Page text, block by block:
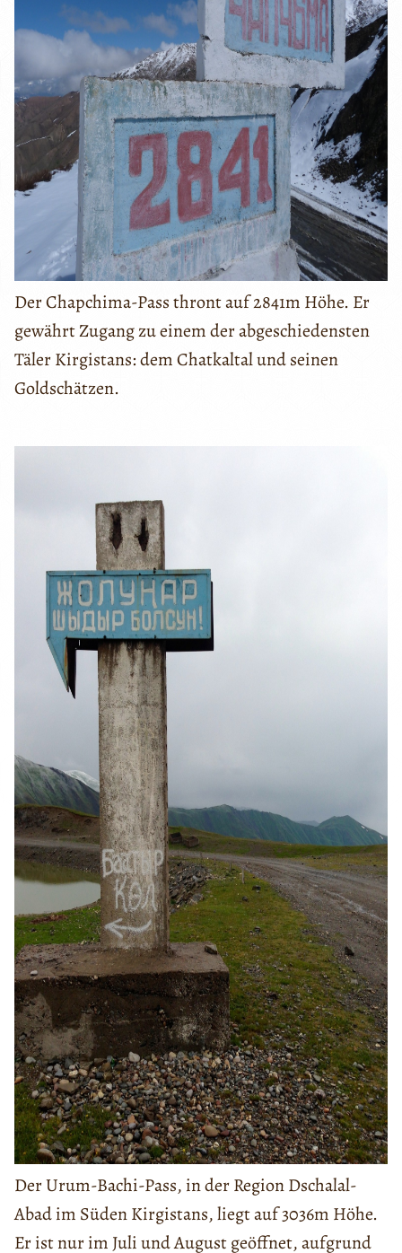
Der Chapchima-Pass thront auf 2841m Höhe. Er
gewährt Zugang zu einem der abgeschiedensten
Täler Kirgistans: dem Chatkaltal und seinen
Goldschätzen.
Der Urum-Bachi-Pass, in der Region Dschalal-
Abad im Süden Kirgistans, liegt auf 3036m Höhe.
Er ist nur im Juli und August geöffnet, aufgrund